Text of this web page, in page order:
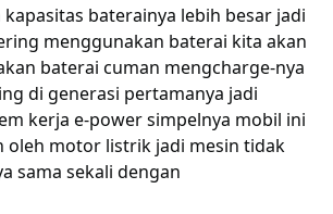
baterainya lebih besar jadi
menggunakan baterai kita akan
baterai cuman mengcharge-nya
di generasi pertamanya jadi
kerja e-power simpelnya mobil ini
oleh motor listrik jadi mesin tidak
sama sekali dengan